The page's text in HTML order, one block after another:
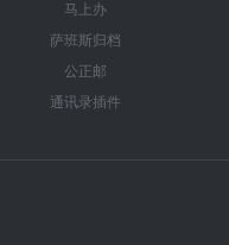
马上办
萨班斯归档
公正邮
通讯录插件